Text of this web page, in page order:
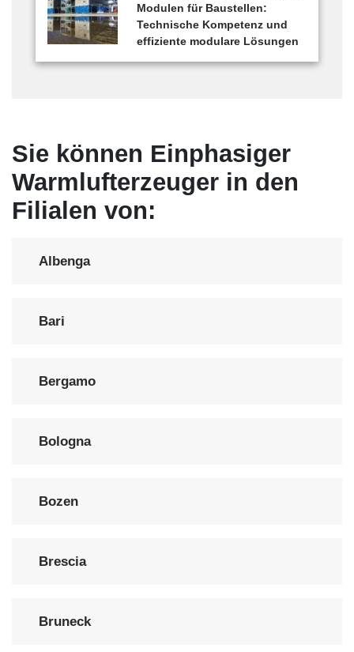
Modulen für Baustellen:
Technische Kompetenz und
effiziente modulare Lösungen
Sie können Einphasiger
Warmlufterzeuger in den
Filialen von:
Albenga
Bari
Bergamo
Bologna
Bozen
Brescia
Bruneck